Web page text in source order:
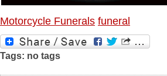
Motorcycle Funerals funeral
Tags: no tags